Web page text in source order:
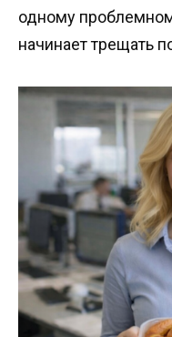
одному
начинает трещать